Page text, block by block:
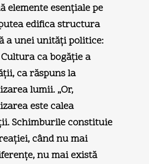
elemente esenţiale pe
edifica structura
a unei unităţi politice:
ca bogăţie a
ca răspuns la
lumii. „Or,
este calea
Schimburile constituie
când nu mai
nu mai există